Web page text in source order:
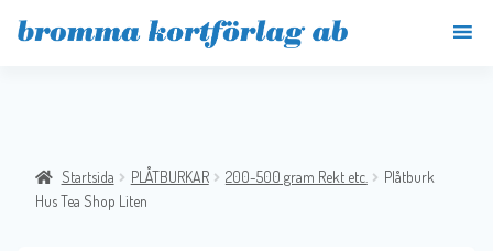
Startsida PLÅTBURKAR 200-500 gram Rekt etc.
Plåtburk
Hus Tea Shop Liten